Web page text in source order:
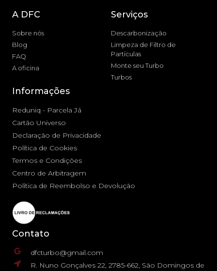
A DFC
Sobre nós
Blog
FAQ
A oficina
Serviços
Descarbonização
Limpeza de Filtro de
Partículas
Monte seu Turbo
Turbos
Informações
Reduniq - Parcela Já
Cartão Universo
Declaração de Privacidade
Política de Cookies
Termos e Condições
Centro de Arbitragem
Política de Reembolso e Devolução
Contato
dfcturbo@gmail.com
R. Nuno Gonçalves 22, 2785-662, São Domingos de